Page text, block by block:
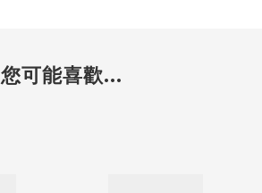
您可能喜歡...